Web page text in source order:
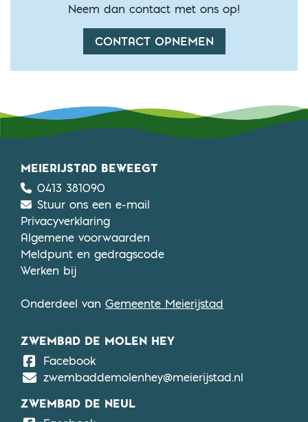
Neem dan contact met ons op!
CONTACT OPNEMEN
MEIERIJSTAD BEWEEGT
0413 381090
Stuur ons een e-mail
Privacyverklaring
Algemene voorwaarden
Meldpunt en gedragscode
Werken bij
Onderdeel van Gemeente Meierijstad
ZWEMBAD DE MOLEN HEY
FacebookDe Molen Hey
zwembaddemolenhey@meierijstad.nl
ZWEMBAD DE NEUL